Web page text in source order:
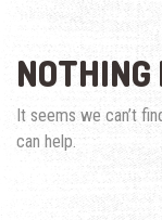
NOTHING
It seems we can’t
can help.